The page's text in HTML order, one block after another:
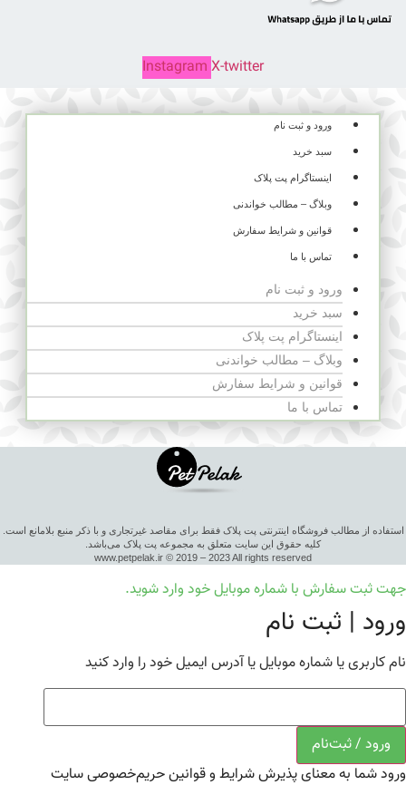
Instagram X-twitter
ورود و ثبت نام
سبد خرید
اینستاگرام پت پلاک
وبلاگ – مطالب خواندنی
قوانین و شرایط سفارش
تماس با ما
ورود و ثبت نام
سبد خرید
اینستاگرام پت پلاک
وبلاگ – مطالب خواندنی
قوانین و شرایط سفارش
تماس با ما
استفاده از مطالب فروشگاه اینترنتی پت پلاک فقط برای مقاصد غیرتجاری و با ذکر منبع بلامانع است.
کلیه حقوق این سایت متعلق به مجموعه پت پلاک می‌باشد.
www.petpelak.ir © 2019 – 2023 All rights reserved
جهت ثبت سفارش با شماره موبایل خود وارد شوید.
ورود | ثبت نام
نام کاربری یا شماره موبایل یا آدرس ایمیل خود را وارد کنید
ورود / ثبت‌نام
ورود شما به معنای پذیرش شرایط و قوانین حریم‌خصوصی سایت